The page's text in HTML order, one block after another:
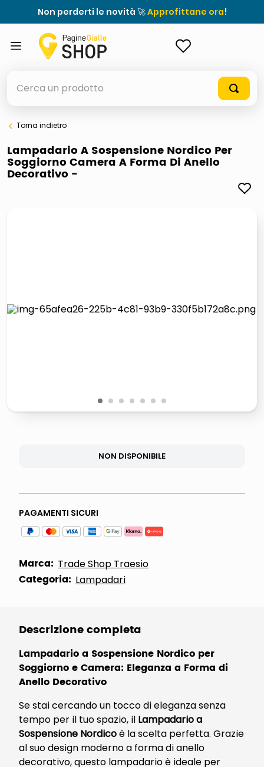
Non perderti le novità 🚀Approfittane ora!
elenchi telefonici
meme
elenco telefonico
Torna indietro
Lampadario A Sospensione Nordico Per
Soggiorno Camera A Forma Di Anello
Decorativo -
1 2 3 4 5 6 7
NON DISPONIBILE
PAGAMENTI SICURI
Marca: Trade Shop Traesio
Categoria: Lampadari
Descrizione completa
Lampadario a Sospensione Nordico per
Soggiorno e Camera: Eleganza a Forma di
Anello Decorativo
Se stai cercando un tocco di eleganza senza
tempo per il tuo spazio, il Lampadario a
Sospensione Nordicoè la scelta perfetta. Grazie
al suo design moderno a forma di anello
decorativo, questo lampadario è ideale per